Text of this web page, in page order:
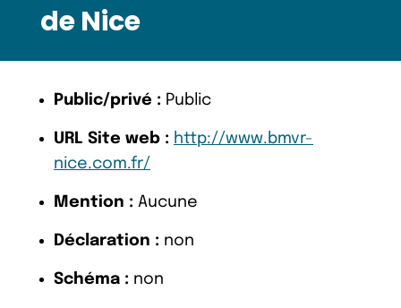
de Nice
Public/privé : Public
URL Site web : http://www.bmvr-
nice.com.fr/
Mention : Aucune
Déclaration : non
Schéma : non